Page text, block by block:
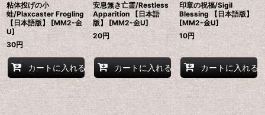
粘体投げの小
蛙/Plaxcaster Frogling
【日本語版】 [MM2-金
U]
30円
カートに入れる
安息無き亡霊/Restless
Apparition 【日本語
版】 [MM2-金U]
20円
カートに入れる
印章の祝福/Sigil
Blessing 【日本語版】
[MM2-金U]
10円
カートに入れる